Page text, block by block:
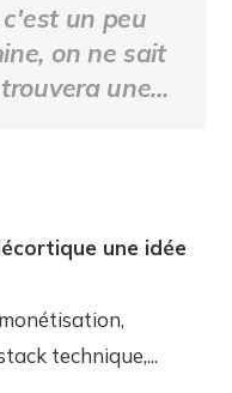
un peu
on ne sait
une...
une idée
technique,...